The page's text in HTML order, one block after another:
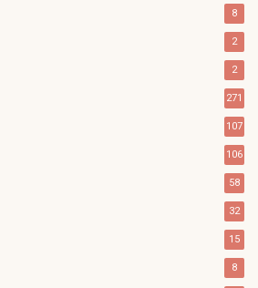
8
2
2
271
107
106
58
32
15
8